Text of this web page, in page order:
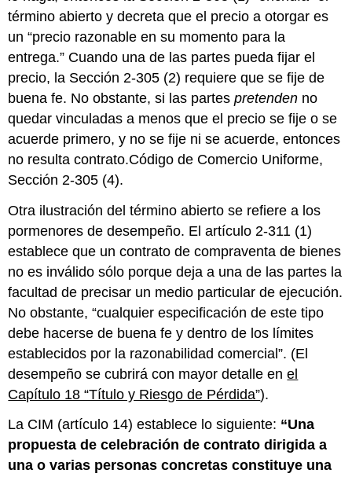
término abierto y decreta que el precio a otorgar es
un “precio razonable en su momento para la
entrega.” Cuando una de las partes pueda fijar el
precio, la Sección 2-305 (2) requiere que se fije de
buena fe. No obstante, si las partespretenden no
quedar vinculadas a menos que el precio se fije o se
acuerde primero, y no se fije ni se acuerde, entonces
no resulta contrato.Código de Comercio Uniforme,
Sección 2-305 (4).
Otra ilustración del término abierto se refiere a los
pormenores de desempeño. El artículo 2-311 (1)
establece que un contrato de compraventa de bienes
no es inválido sólo porque deja a una de las partes la
facultad de precisar un medio particular de ejecución.
No obstante, “cualquier especificación de este tipo
debe hacerse de buena fe y dentro de los límites
establecidos por la razonabilidad comercial”. (El
desempeño se cubrirá con mayor detalle enel
Capítulo 18 “Título y Riesgo de Pérdida”).
La CIM (artículo 14) establece lo siguiente: “Una
propuesta de celebración de contrato dirigida a
una o varias personas concretas constituye una